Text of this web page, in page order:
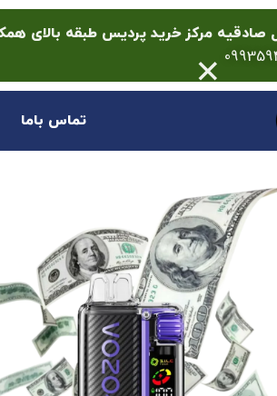
مرکز خرید پردیس طبقه بالای همکف پلاک 14
×
تماس باما